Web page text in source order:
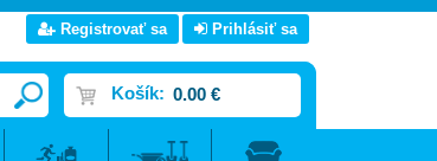
Registrovať sa Prihlásiť sa
Košík: 0.00 €